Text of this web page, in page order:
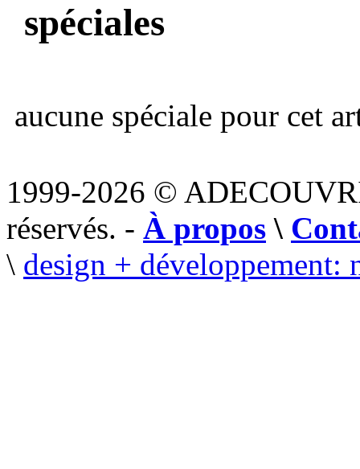
spéciales
aucune spéciale pour cet
1999-2026 ©
réservés. - À propos \
\ design + développement: